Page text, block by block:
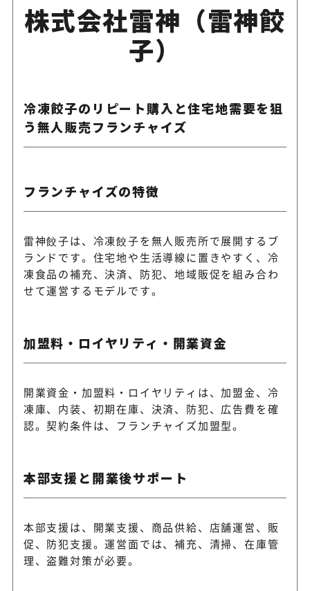
株式会社雷神（雷神餃
子）
冷凍餃子のリピート購入と住宅地需要を狙
う無人販売フランチャイズ
フランチャイズの特徴
雷神餃子は、冷凍餃子を無人販売所で展開するブ
ランドです。住宅地や生活導線に置きやすく、冷
凍食品の補充、決済、防犯、地域販促を組み合わ
せて運営するモデルです。
加盟料・ロイヤリティ・開業資金
開業資金・加盟料・ロイヤリティは、加盟金、冷
凍庫、内装、初期在庫、決済、防犯、広告費を確
認。契約条件は、フランチャイズ加盟型。
本部支援と開業後サポート
本部支援は、開業支援、商品供給、店舗運営、販
促、防犯支援。運営面では、補充、清掃、在庫管
理、盗難対策が必要。